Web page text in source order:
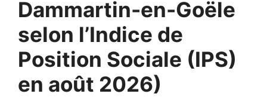
Dammartin-en-Goële
selon l’Indice de
Position Sociale (IPS)
en août 2026)